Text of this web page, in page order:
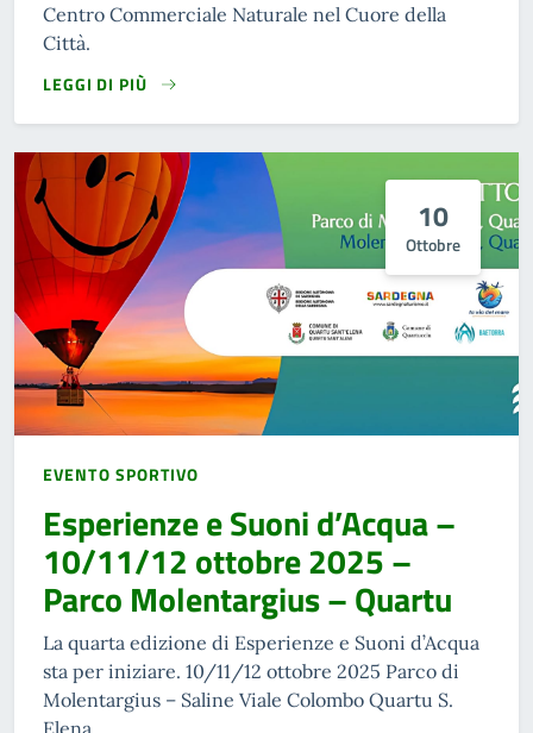
Centro Commerciale Naturale nel Cuore della
Città.
LEGGI DI PIÙ
10
Ottobre
EVENTO SPORTIVO
Esperienze e Suoni d’Acqua –
10/11/12 ottobre 2025 –
Parco Molentargius – Quartu
La quarta edizione di Esperienze e Suoni d’Acqua
sta per iniziare. 10/11/12 ottobre 2025 Parco di
Molentargius – Saline Viale Colombo Quartu S.